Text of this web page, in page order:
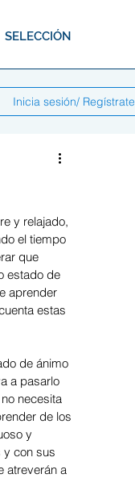
SELECCIÓN
Inicia sesión/ Regístrate
y relajado,
el tiempo
que
estado de
aprender
estas
de ánimo
a pasarlo
necesita
de los
y
y con sus
atreverán a